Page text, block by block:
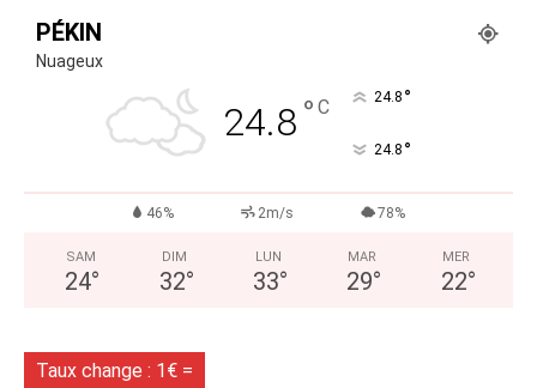
PÉKIN
Nuageux
24.8 ° C 24.8 °
24.8 °
46% 2m/s 78%
SAM
24°
DIM
32°
LUN
33°
MAR
29°
MER
22°
Taux change : 1€ =